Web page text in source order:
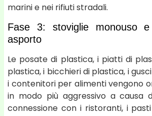
marini e nei rifiuti stradali.
Fase 3: stoviglie monouso
asporto
Le posate di plastica, i piatti di
plastica, i bicchieri di plastica, i
i contenitori per alimenti vengono
in modo più aggressivo a causa
connessione con i ristoranti, i